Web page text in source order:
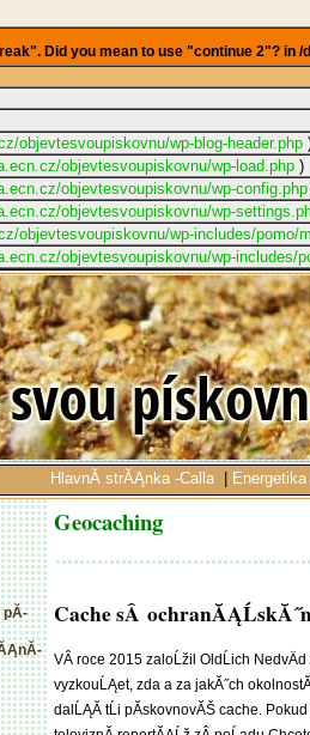
Did you mean to use "continue 2"?
objevtesvoupiskovnu/wp-blog-header.php
objevtesvoupiskovnu/wp-load.php )
objevtesvoupiskovnu/wp-config.php
objevtesvoupiskovnu/wp-
objevtesvoupiskovnu/wp-includes/pomo/
objevtesvoupiskovnu/wp-includes/
HlavnĂ­ strĂĄnka -Calla Energetika|
pĂ­
Geocaching
Cache sÂ
VÂ roce 2015 zaloĹžil OldĹich
vyzkouĹĄet, zda a za jakĂ˝ch
dalĹĄĂ­ tĹi pĂ­skovnovĂŠ cache.